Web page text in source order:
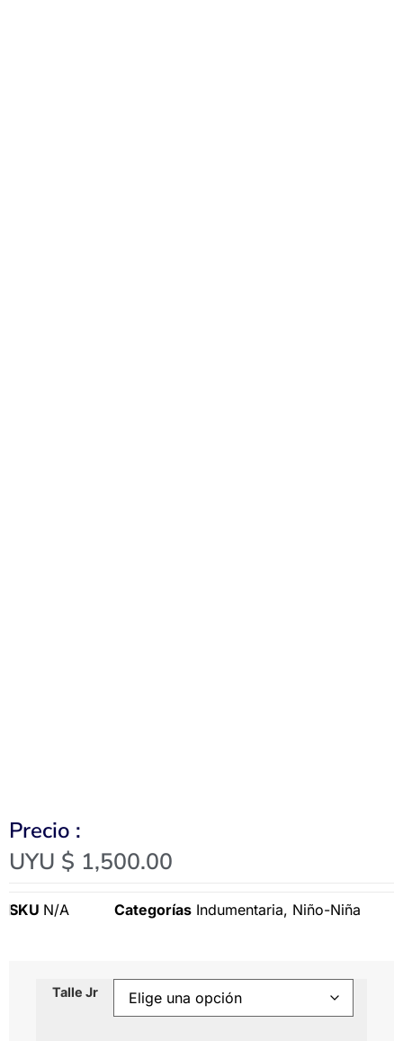
Precio :
UYU $ 1,500.00
SKU N/A Categorías Indumentaria, Niño-Niña
Talle Jr